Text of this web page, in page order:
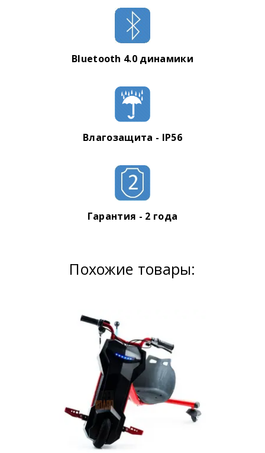
Bluetooth 4.0 динамики
Влагозащита - IP56
Гарантия - 2 года
Похожие товары: